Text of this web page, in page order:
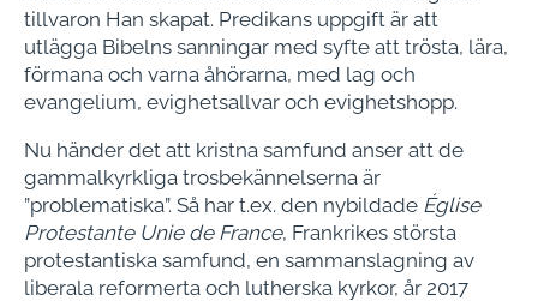
tillvaron Han skapat. Predikans uppgift är att
utlägga Bibelns sanningar med syfte att trösta, lära,
förmana och varna åhörarna, med lag och
evangelium, evighetsallvar och evighetshopp.
Nu händer det att kristna samfund anser att de
gammalkyrkliga trosbekännelserna är
”problematiska”. Så har t.ex. den nybildade Église
Protestante Unie de France, Frankrikes största
protestantiska samfund, en sammanslagning av
liberala reformerta och lutherska kyrkor, år 2017